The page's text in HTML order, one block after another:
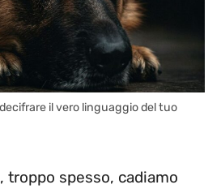
il vero linguaggio del tuo
troppo spesso, cadiamo